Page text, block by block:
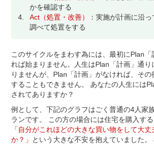
かを確認する
4.
Act（処置・改善）
：実施が計画に沿
調べて処置をする
このサイクルをまわす為には、最初にPlan「
れば始まりません。人生はPlan「計画」通り
りませんが、Plan「計画」がなければ、そ
することもできません。 あなたの人生には
されてありますか？
例として、下記のグラフはごく普通の4人家
ランです。 この方の場合には住宅を購入する
「自分がこれほどの大きな買い物をして大丈
か？」
という大きな不安を抱えていました